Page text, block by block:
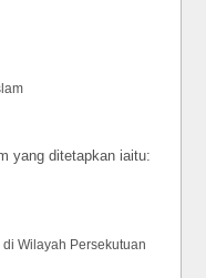
yang ditetapkan iaitu:
Wilayah Persekutuan